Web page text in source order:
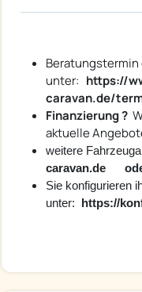
unter: https://
caravan.de/
Finanzierung ?
aktuelle
weitere
caravan.de
Sie konfigurieren
unter: https://